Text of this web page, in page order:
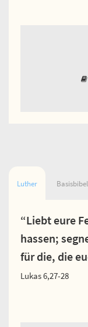
Luther Basisbibel
“Liebt eure
hassen;
für die, die
Lukas 6,27-28